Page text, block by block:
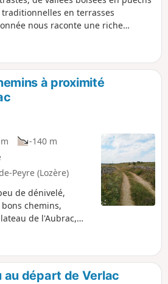
en terrasses
nous raconte une riche
à proximité
-140 m
Peyre (Lozère)
de dénivelé,
chemins,
de l'Aubrac,
au départ de Verlac